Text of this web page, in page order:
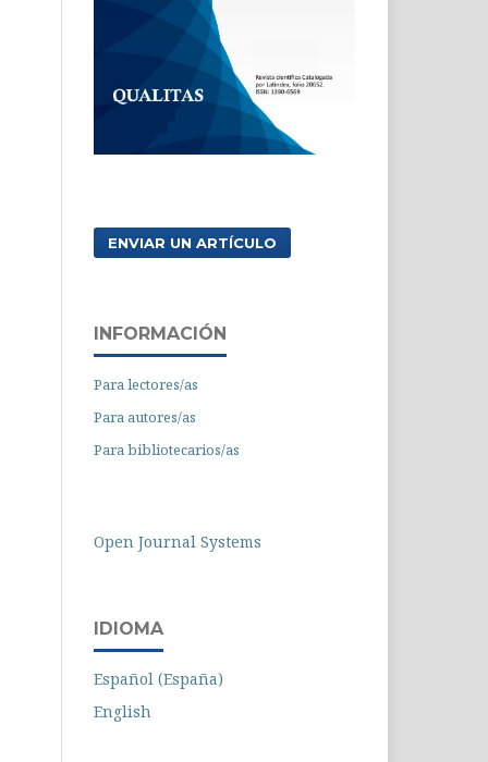
ENVIAR UN ARTÍCULO
INFORMACIÓN
Para lectores/as
Para autores/as
Para bibliotecarios/as
Open Journal Systems
IDIOMA
Español (España)
English